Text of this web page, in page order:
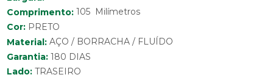
Comprimento: 105 Milímetros
Cor: PRETO
Material: AÇO / BORRACHA / FLUÍDO
Garantia: 180 DIAS
Lado: TRASEIRO